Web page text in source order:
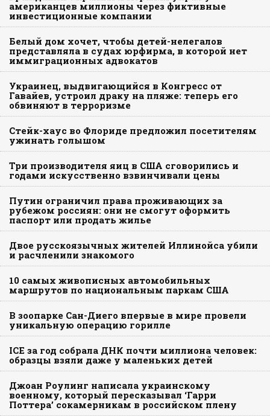
американцев миллионы через фиктивные
инвестиционные компании
Белый дом хочет, чтобы детей-нелегалов
представляла в судах юрфирма, в которой нет
иммиграционных адвокатов
Украинец, выдвигающийся в Конгресс от
Гавайев, устроил драку на пляже: теперь его
обвиняют в терроризме
Стейк-хаус во Флориде предложил посетителям
ужинать голышом
Три производителя яиц в США сговорились и
годами искусственно взвинчивали цены
Путин ограничил права проживающих за
рубежом россиян: они не смогут оформить
паспорт или продать жилье
Двое русскоязычных жителей Иллинойса убили
и расчленили знакомого
10 самых живописных автомобильных
маршрутов по национальным паркам США
В зоопарке Сан-Диего впервые в мире провели
уникальную операцию горилле
ICE за год собрала ДНК почти миллиона человек:
образцы взяли даже у маленьких детей
Джоан Роулинг написала украинскому
военному, который пересказывал ‘Гарри
Поттера’ сокамерникам в российском плену